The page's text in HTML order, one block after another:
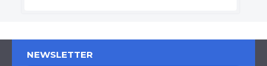
NEWSLETTER